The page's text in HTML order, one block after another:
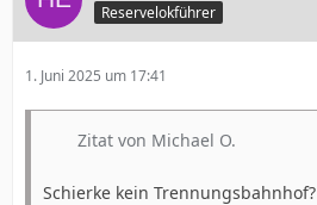
Reservelokführer
1. Juni 2025 um 17:41
Zitat von Michael O.
Schierke kein Trennungsbahnhof?